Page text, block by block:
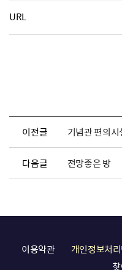
URL
이전글 기념관 편의시
다음글 전망좋은 방
이용약관 개인정보처